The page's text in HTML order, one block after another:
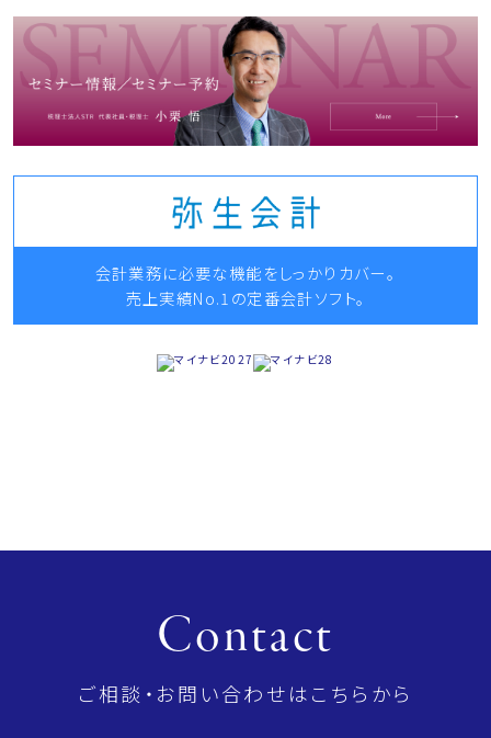
会計業務に必要な機能をしっかりカバー。
売上実績No.1の定番会計ソフト。
Contact
ご相談・お問い合わせはこちらから